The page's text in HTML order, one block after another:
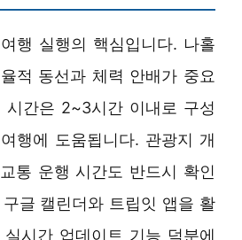
행 실행의 핵심입니다. 나홀
적 동선과 체력 안배가 중요
시간은 2~3시간 이내로 구성
행에 도움됩니다. 관광지 개
통 운행 시간도 반드시 확인
글 캘린더와 트립잇 앱을 활
시간 업데이트 기능 덕분에